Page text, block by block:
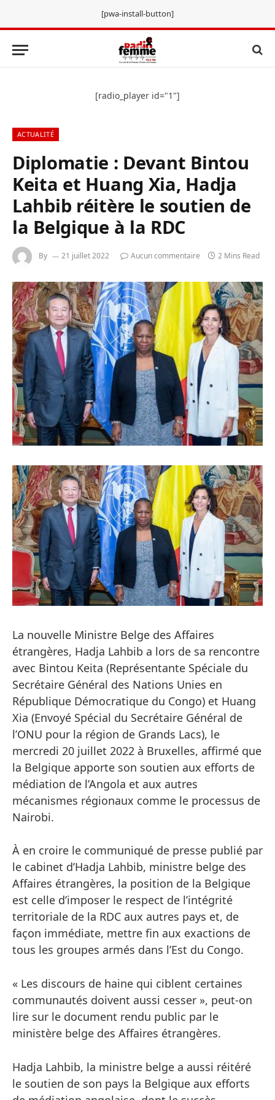
[pwa-install-button]
[radio_player id="1"]
ACTUALITÉ
Diplomatie : Devant Bintou
Keita et Huang Xia, Hadja
Lahbib réitère le soutien de
la Belgique à la RDC
By 21 juillet 2022 Aucun commentaire 2 Mins Read
La nouvelle Ministre Belge des Affaires
étrangères, Hadja Lahbib a lors de sa rencontre
avec Bintou Keita (Représentante Spéciale du
Secrétaire Général des Nations Unies en
République Démocratique du Congo) et Huang
Xia (Envoyé Spécial du Secrétaire Général de
l’ONU pour la région de Grands Lacs), le
mercredi 20 juillet 2022 à Bruxelles, affirmé que
la Belgique apporte son soutien aux efforts de
médiation de l’Angola et aux autres
mécanismes régionaux comme le processus de
Nairobi.
À en croire le communiqué de presse publié par
le cabinet d’Hadja Lahbib, ministre belge des
Affaires étrangères, la position de la Belgique
est celle d’imposer le respect de l’intégrité
territoriale de la RDC aux autres pays et, de
façon immédiate, mettre fin aux exactions de
tous les groupes armés dans l’Est du Congo.
« Les discours de haine qui ciblent certaines
communautés doivent aussi cesser », peut-on
lire sur le document rendu public par le
ministère belge des Affaires étrangères.
Hadja Lahbib, la ministre belge a aussi réitéré
le soutien de son pays la Belgique aux efforts